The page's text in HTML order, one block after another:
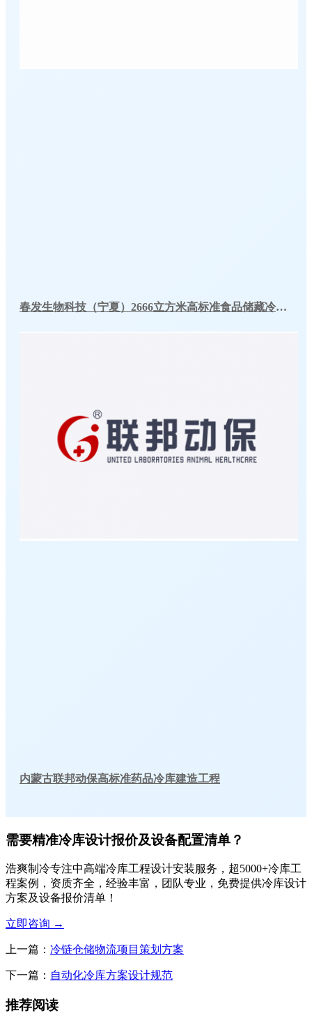
春发生物科技（宁夏）2666立方米高标准食品储藏冷库工程案例
内蒙古联邦动保高标准药品冷库建造工程
需要精准冷库设计报价及设备配置清单？
浩爽制冷专注中高端冷库工程设计安装服务，超5000+冷库工
程案例，资质齐全，经验丰富，团队专业，免费提供冷库设计
方案及设备报价清单！
立即咨询 →
上一篇： 冷链仓储物流项目策划方案
下一篇： 自动化冷库方案设计规范
推荐阅读